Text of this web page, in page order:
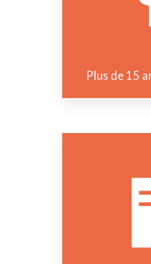
Plus de 15